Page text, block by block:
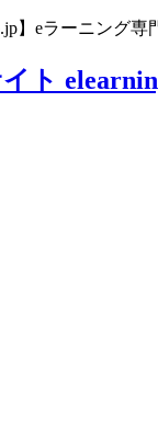
】eラーニング